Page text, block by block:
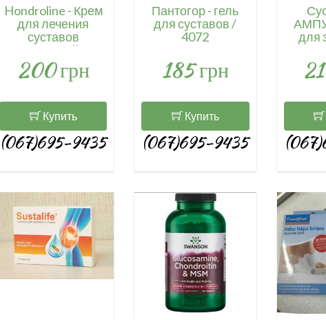
Hondroline - Крем
для лечения
суставов
(Хондролайн) /
4201
200 грн
Купить
(067)695-9435
Пантогор - гель
для суставов /
4072
185 грн
Купить
(067)695-9435
для